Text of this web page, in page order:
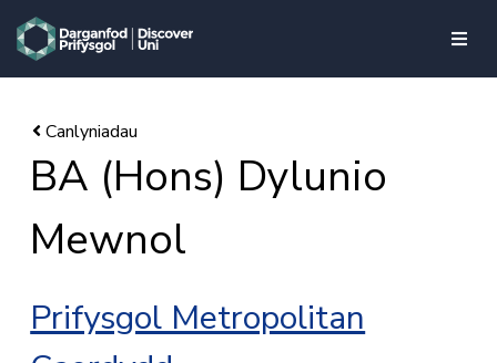
skip to main content
BA (Hons) Dylunio
Mewnol
Prifysgol Metropolitan